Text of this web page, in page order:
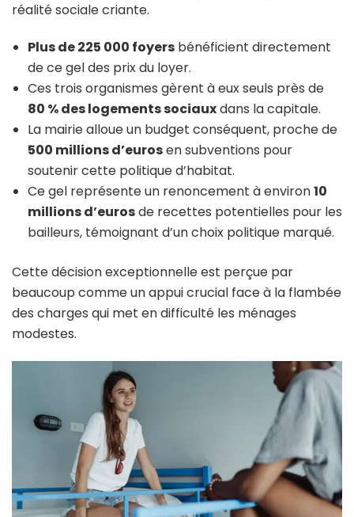
réalité sociale criante.
Plus de 225 000 foyers bénéficient directement
de ce gel des prix du loyer.
Ces trois organismes gèrent à eux seuls près de
80 % des logements sociauxdans la capitale.
La mairie alloue un budget conséquent, proche de
500 millions d’eurosen subventions pour
soutenir cette politique d’habitat.
Ce gel représente un renoncement à environ10
millions d’eurosde recettes potentielles pour les
bailleurs, témoignant d’un choix politique marqué.
Cette décision exceptionnelle est perçue par
beaucoup comme un appui crucial face à la flambée
des charges qui met en difficulté les ménages
modestes.